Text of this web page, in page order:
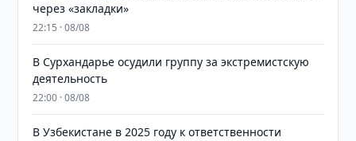
через «закладки»
22:15 · 08/08
В Сурхандарье осудили группу за экстремистскую
деятельность
22:00 · 08/08
В Узбекистане в 2025 году к ответственности